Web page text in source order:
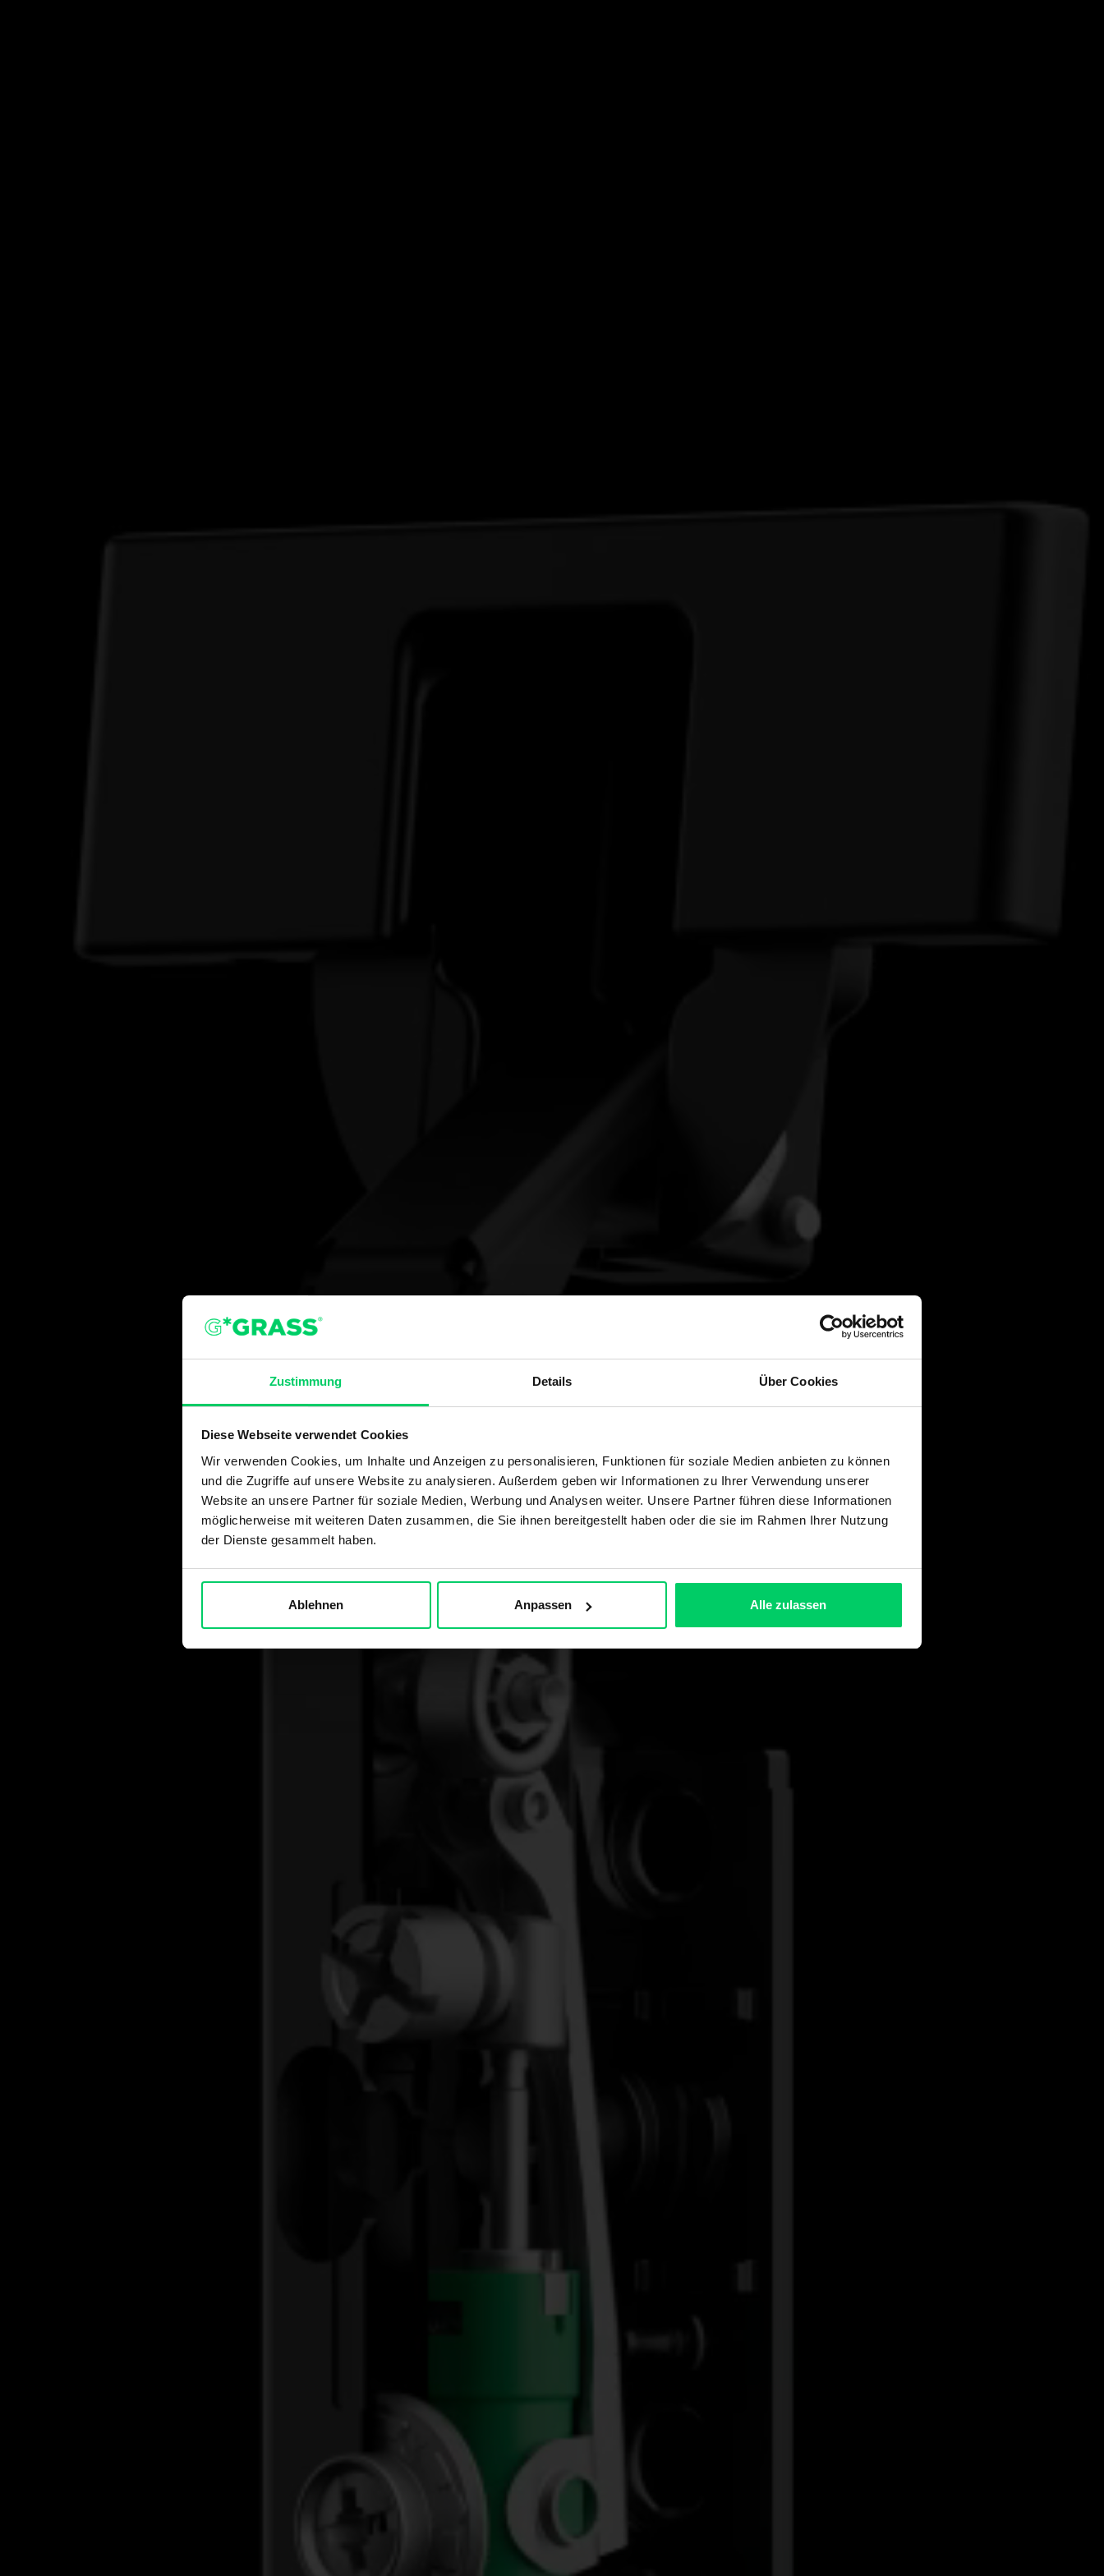
Zustimmung Details Über Cookies
Diese Webseite verwendet Cookies
Wir verwenden Cookies, um Inhalte und Anzeigen zu personalisieren, Funktionen für soziale Medien anbieten zu können
und die Zugriffe auf unsere Website zu analysieren. Außerdem geben wir Informationen zu Ihrer Verwendung unserer
Website an unsere Partner für soziale Medien, Werbung und Analysen weiter. Unsere Partner führen diese Informationen
möglicherweise mit weiteren Daten zusammen, die Sie ihnen bereitgestellt haben oder die sie im Rahmen Ihrer Nutzung
der Dienste gesammelt haben.
Ablehnen Anpassen Alle zulassen